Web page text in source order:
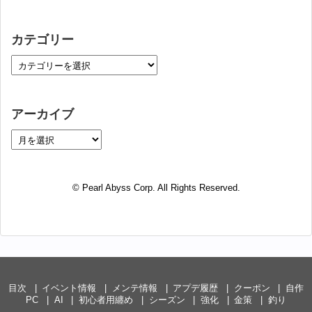
カテゴリー
アーカイブ
© Pearl Abyss Corp. All Rights Reserved.
目次 イベント情報 メンテ情報 アプデ履歴 クーポン
自作
PC
AI 初心者用纏め シーズン 強化 金策 釣り